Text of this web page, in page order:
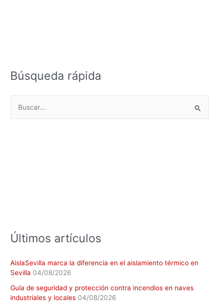
Búsqueda rápida
Últimos artículos
AislaSevilla marca la diferencia en el aislamiento térmico en
Sevilla 04/08/2026
Guía de seguridad y protección contra incendios en naves
industriales y locales 04/08/2026